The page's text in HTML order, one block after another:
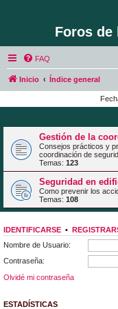
Foros de
FAQ
Inicio Índice general
Gestión de la
Consejos prácticos y
coordinación de
Temas: 123
Seguridad en
Como prevenir los
Temas: 108
IDENTIFICARSE •
Nombre de Usuario:
Contraseña:
Olvidé mi contraseña
ESTADÍSTICAS